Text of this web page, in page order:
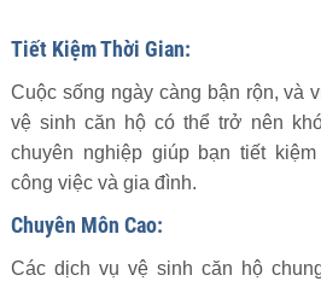
Tiết Kiệm Thời Gian:
Cuộc sống ngày càng bận rộn, và
vệ sinh căn hộ có thể trở nên
chuyên nghiệp giúp bạn tiết
công việc và gia đình.
Chuyên Môn Cao:
Các dịch vụ vệ sinh căn hộ